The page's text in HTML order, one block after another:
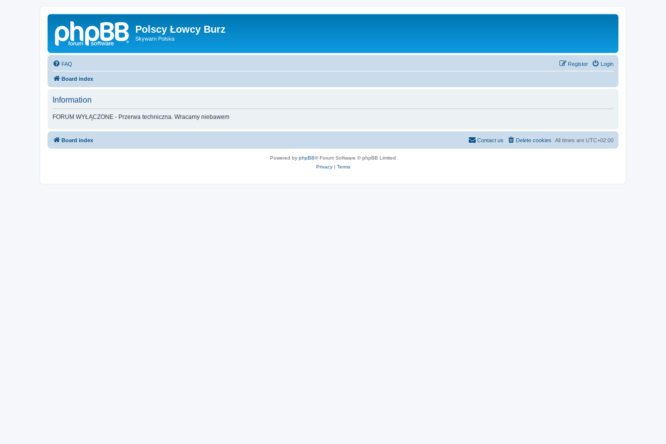
Polscy Łowcy Burz
Skywarn Polska
FAQ Login
Register
Board index
Information
FORUM WYŁĄCZONE - Przerwa techniczna. Wracamy niebawem
Board index All times are UTC+02:00
Delete cookies
Contact us
Powered by phpBB® Forum Software © phpBB Limited
Privacy| Terms